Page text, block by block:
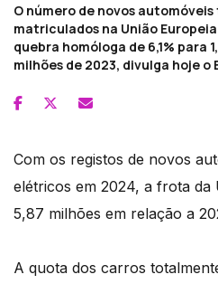
O número de novos
matriculados na União
quebra homóloga de 6,1% para
milhões de 2023, divulga hoje o
Com os registos de novos
elétricos em 2024, a frota da
5,87 milhões em relação a
A quota dos carros